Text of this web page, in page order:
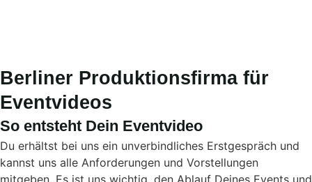
Berliner Produktionsfirma für
Eventvideos
So entsteht Dein Eventvideo
Du erhältst bei uns ein unverbindliches Erstgespräch und
kannst uns alle Anforderungen und Vorstellungen
mitgeben. Es ist uns wichtig, den Ablauf Deines Events und